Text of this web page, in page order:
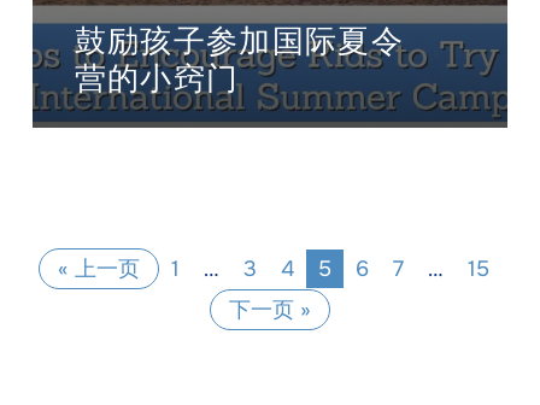
鼓励孩子参加国际夏令
营的小窍门
« 上一页 1 … 3 4 5 6 7 …
15
下一页 »